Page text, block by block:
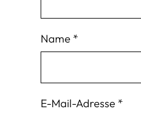
Name *
E-Mail-Adresse *